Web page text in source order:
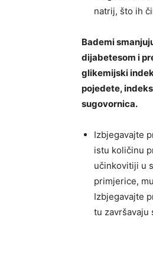
natrij, što ih
Bademi
dijabetesom i
glikemijski
pojedete,
sugovornica.
Izbjegavajte
istu količinu
učinkovitiji u
primjerice,
Izbjegavajte
tu završavaju